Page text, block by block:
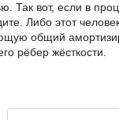
Так вот, если в
Либо этот
общий
рёбер жёсткости.